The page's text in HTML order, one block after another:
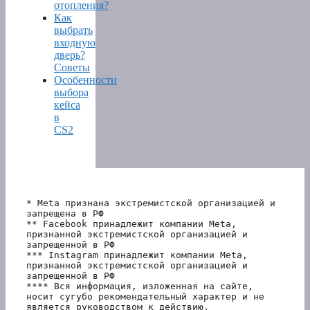
отопления?
Как
выбрать
входную
дверь?
Советы
Особенности
выбора
кейса
в
CS2
* Meta признана экстремистской организацией и
запрещена в РФ
** Facebook принадлежит компании Meta,
признанной экстремистской организацией и
запрещенной в РФ
*** Instagram принадлежит компании Meta,
признанной экстремистской организацией и
запрещенной в РФ
**** Вся информация, изложенная на сайте,
носит сугубо рекомендательный характер и не
является руководством к действию.